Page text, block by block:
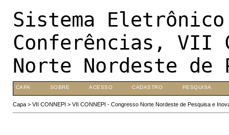
Sistema
Conferências, VII
Norte Nordeste de
CAPA SOBRE ACESSO CADASTRO PESQUISA
Capa> VII CONNEPI > VII CONNEPI - Congresso Norte Nordeste de Pesquisa e